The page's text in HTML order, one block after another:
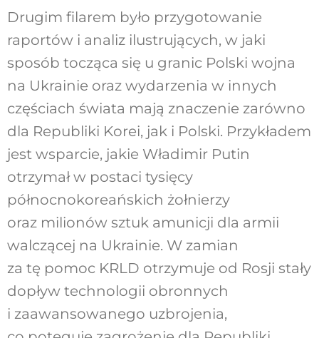
Drugim filarem było przygotowanie
raportów i analiz ilustrujących, w jaki
sposób tocząca się u granic Polski wojna
na Ukrainie oraz wydarzenia w innych
częściach świata mają znaczenie zarówno
dla Republiki Korei, jak i Polski. Przykładem
jest wsparcie, jakie Władimir Putin
otrzymał w postaci tysięcy
północnokoreańskich żołnierzy
oraz milionów sztuk amunicji dla armii
walczącej na Ukrainie. W zamian
za tę pomoc KRLD otrzymuje od Rosji stały
dopływ technologii obronnych
i zaawansowanego uzbrojenia,